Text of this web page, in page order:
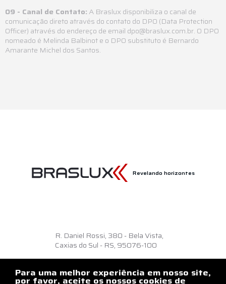
09 - Canal de Contato: A Braslux disponibiliza o canal de
comunicação direto através do contato do DPO (Data Protection
Officer) através do endereço de email dpo@braslux.com.br. O DPO
nomeado é Melinda Balbinot e o DPO substituto é Bernardo
Amarante Michel dos Santos.
Revelando horizontes
R. Daniel Rossi, 380 - Bela Vista,
Caxias do Sul - RS, 95076-100
+55 54 3218.6500
Para uma melhor experiência em nosso site,
por favor, aceite os nossos cookies de